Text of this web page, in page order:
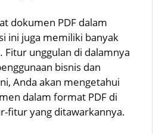
dokumen PDF dalam
ini juga memiliki banyak
unggulan di dalamnya
bisnis dan
Anda akan mengetahui
dalam format PDF di
fitur yang ditawarkannya.